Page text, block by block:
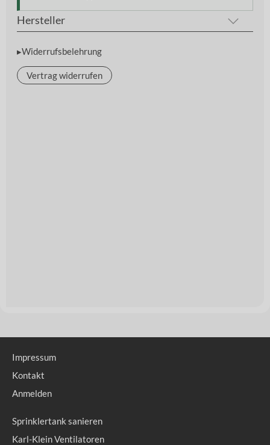
Hersteller
▸Widerrufsbelehrung
Vertrag widerrufen
Impressum
Kontakt
Anmelden
Sprinklertank sanieren
Karl-Klein Ventilatoren